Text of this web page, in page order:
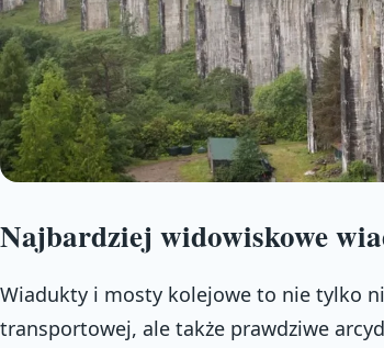
Najbardziej widowiskowe
Wiadukty i mosty kolejowe to nie tylko
transportowej, ale także prawdziwe